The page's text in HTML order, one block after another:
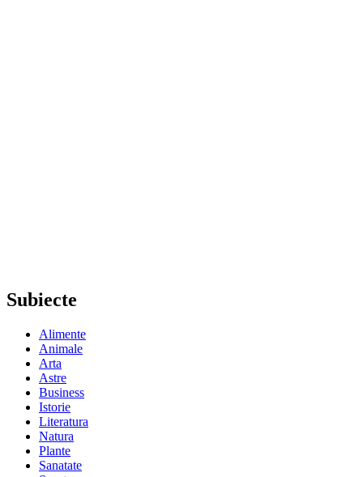
Subiecte
Alimente
Animale
Arta
Astre
Business
Istorie
Literatura
Natura
Plante
Sanatate